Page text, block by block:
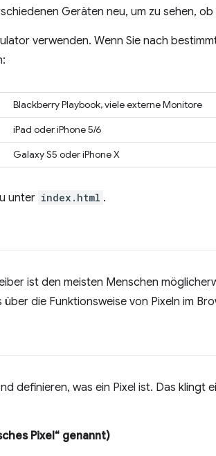
Geräten neu, um zu sehen,
verwenden. Wenn Sie nach
Blackberry Playbook, viele externe Monitore
iPad oder iPhone 5/6
Galaxy S5 oder iPhone X
unter index.html .
ist den meisten Menschen
die Funktionsweise von Pixeln im
definieren, was ein Pixel ist. Das klingt
Pixel“ genannt)